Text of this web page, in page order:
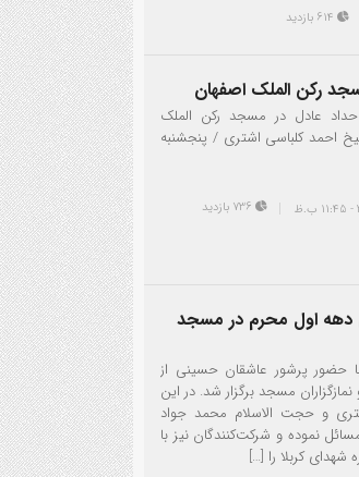
رکن الملک اصفهان
عادل در مسجد رکن الملک
احمد کلباسی اشتری / پنجشنبه
دهه اول محرم در مسجد
حضور پرشور عاشقان حسینی از
مسجد برگزار شد. در این
و حجت الاسلام محمد جواد
نموده و شرکت‌کنندگان نیز با
شهدای کربلا را […]